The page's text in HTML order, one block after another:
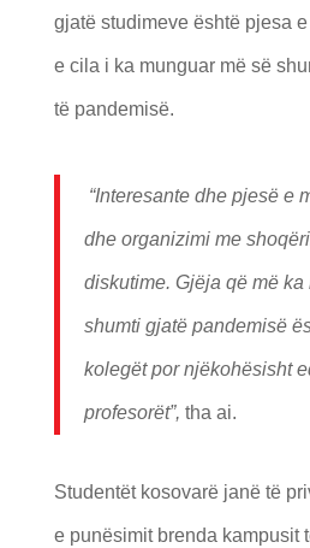
gjatë studimeve është pjesa
e cila i ka munguar më së
të pandemisë.
“Interesante dhe pjesë e
dhe organizimi me
diskutime. Gjëja që më ka
shumti gjatë pandemisë
kolegët por njëkohësisht
profesorët”, tha ai.
Studentët kosovarë janë të
e punësimit brenda kampusit